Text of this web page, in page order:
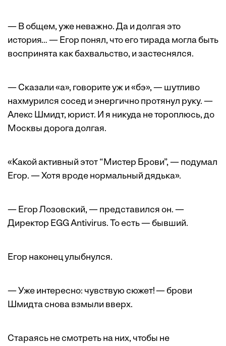
— В общем, уже неважно. Да и долгая это
история… — Егор понял, что его тирада могла быть
воспринята как бахвальство, и застеснялся.
— Сказали «а», говорите уж и «бэ», — шутливо
нахмурился сосед и энергично протянул руку. —
Алекс Шмидт, юрист. И я никуда не тороплюсь, до
Москвы дорога долгая.
«Какой активный этот “Мистер Брови”, — подумал
Егор. — Хотя вроде нормальный дядька».
— Егор Лозовский, — представился он. —
Директор EGG Antivirus. То есть — бывший.
Егор наконец улыбнулся.
— Уже интересно: чувствую сюжет! — брови
Шмидта снова взмыли вверх.
Стараясь не смотреть на них, чтобы не